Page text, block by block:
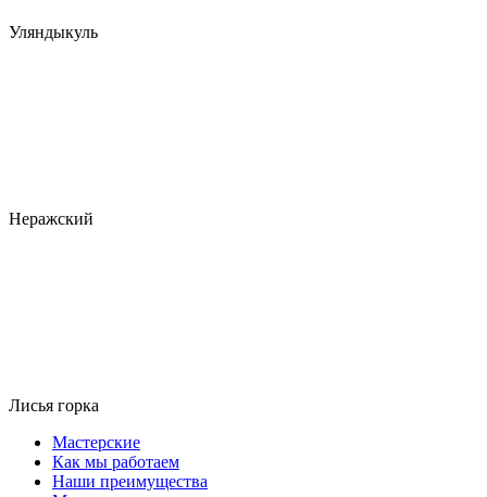
Уляндыкуль
Неражский
Лисья горка
Мастерские
Как мы работаем
Наши преимущества